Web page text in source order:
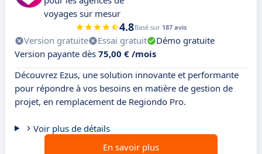
voyages sur mesur
4.8Basé sur 187 avis
Version gratuite Essai gratuit
Démo gratuite
Version payante dès 75,00 € /mois
Découvrez Ezus, une solution innovante et performante
pour répondre à vos besoins en matière de gestion de
projet, en remplacement de Regiondo Pro.
Voir plus de détails
En savoir plus